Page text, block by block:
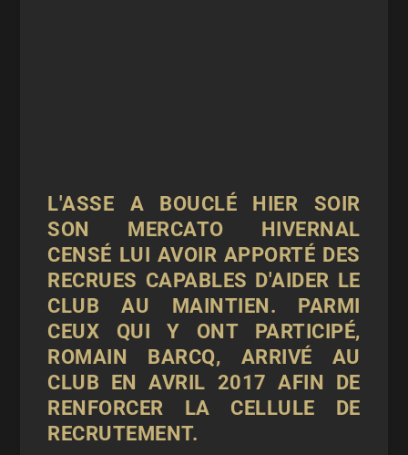
L'ASSE A BOUCLÉ HIER SOIR
SON MERCATO HIVERNAL
CENSÉ LUI AVOIR APPORTÉ DES
RECRUES CAPABLES D'AIDER LE
CLUB AU MAINTIEN. PARMI
CEUX QUI Y ONT PARTICIPÉ,
ROMAIN BARCQ, ARRIVÉ AU
CLUB EN AVRIL 2017 AFIN DE
RENFORCER LA CELLULE DE
RECRUTEMENT.